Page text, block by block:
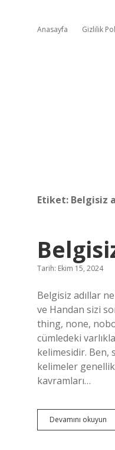
Anasayfa Gizlilik
Etiket: Belgisiz
Tarih: Ekim 15, 2024
Belgisiz adıllar
ve Handan sizi
thing, none,
cümledeki
kelimesidir. Ben,
kelimeler
kavramları…
Devamını okuyun